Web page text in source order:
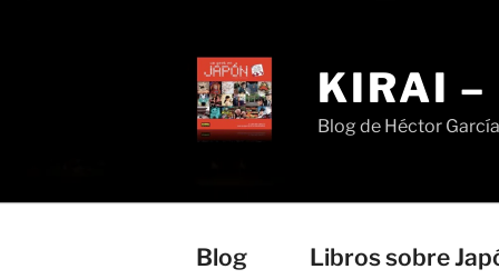
KIRAI –
Blog de Héctor García
Blog Libros sobre